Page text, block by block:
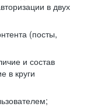
в двух
(посты,
и состав
в круги